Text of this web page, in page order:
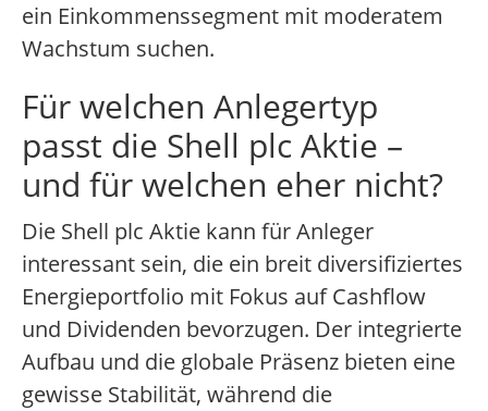
ein Einkommenssegment mit moderatem
Wachstum suchen.
Für welchen Anlegertyp
passt die Shell plc Aktie –
und für welchen eher nicht?
Die Shell plc Aktie kann für Anleger
interessant sein, die ein breit diversifiziertes
Energieportfolio mit Fokus auf Cashflow
und Dividenden bevorzugen. Der integrierte
Aufbau und die globale Präsenz bieten eine
gewisse Stabilität, während die